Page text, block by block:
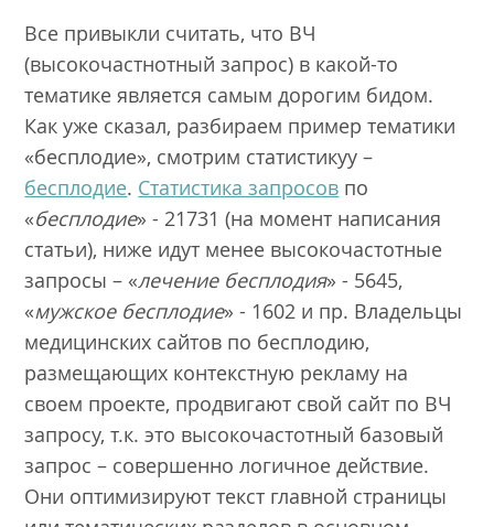
Все привыкли считать, что ВЧ
(высокочастнотный запрос) в какой-то
тематике является самым дорогим бидом.
Как уже сказал, разбираем пример тематики
«бесплодие», смотрим статистикуу –
бесплодие. Статистика запросов по
«бесплодие» - 21731 (на момент написания
статьи), ниже идут менее высокочастотные
запросы – «лечение бесплодия» - 5645,
«мужское бесплодие» - 1602 и пр. Владельцы
медицинских сайтов по бесплодию,
размещающих контекстную рекламу на
своем проекте, продвигают свой сайт по ВЧ
запросу, т.к. это высокочастотный базовый
запрос – совершенно логичное действие.
Они оптимизируют текст главной страницы